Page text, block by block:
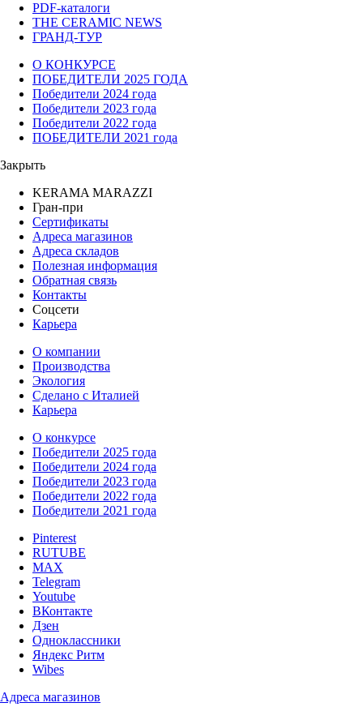
PDF-каталоги
THE CERAMIC NEWS
ГРАНД-ТУР
О КОНКУРСЕ
ПОБЕДИТЕЛИ 2025 ГОДА
Победители 2024 года
Победители 2023 года
Победители 2022 года
ПОБЕДИТЕЛИ 2021 года
Закрыть
KERAMA MARAZZI
Гран-при
Сертификаты
Адреса магазинов
Адреса складов
Полезная информация
Обратная связь
Контакты
Соцсети
Карьера
О компании
Производства
Экология
Сделано с Италией
Карьера
О конкурсе
Победители 2025 года
Победители 2024 года
Победители 2023 года
Победители 2022 года
Победители 2021 года
Pinterest
RUTUBE
MAX
Telegram
Youtube
ВКонтакте
Дзен
Одноклассники
Яндекс Ритм
Wibes
Адреса магазинов